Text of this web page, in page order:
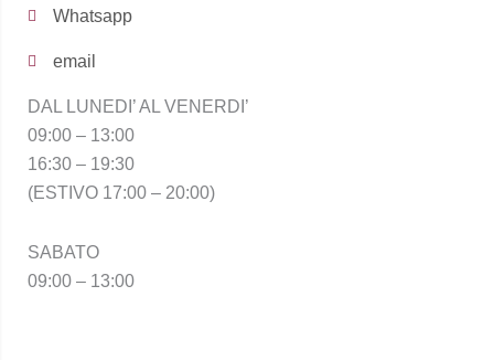
Whatsapp
email
DAL LUNEDI’ AL VENERDI’
09:00 – 13:00
16:30 – 19:30
(ESTIVO 17:00 – 20:00)
SABATO
09:00 – 13:00